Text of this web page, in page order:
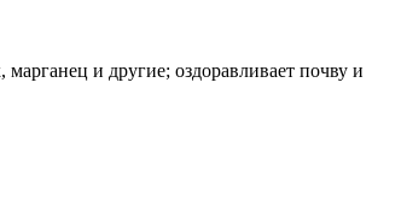
и другие; оздоравливает почву и